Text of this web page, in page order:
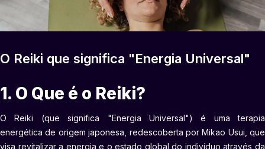
O Reiki que significa "Energia Universal"
1. O Que é o Reiki?
O Reiki (que significa "Energia Universal") é uma terapia
energética de origem japonesa, redescoberta por Mikao Usui, que
visa revitalizar a energia e o estado global do indivíduo através da